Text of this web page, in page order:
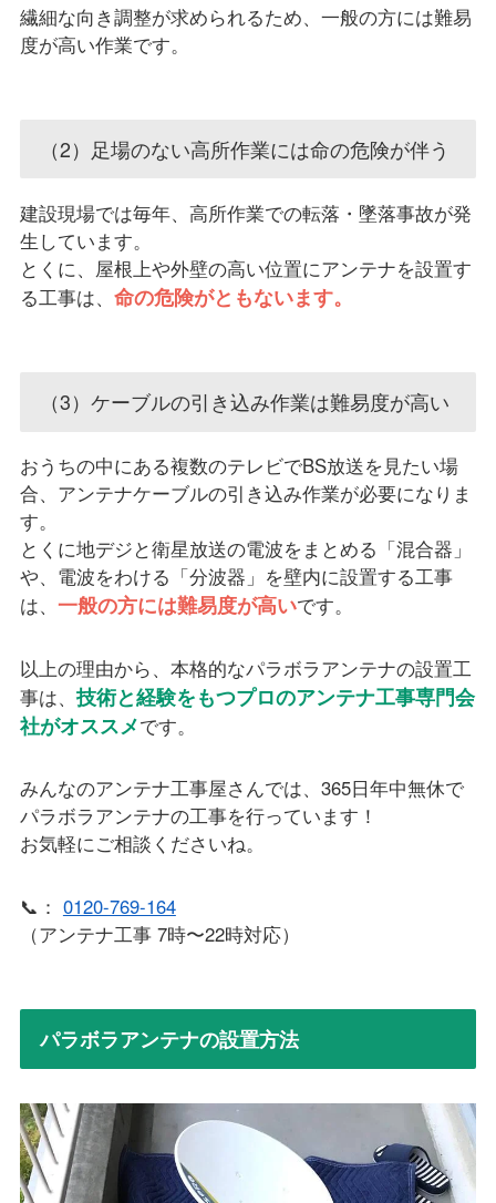
繊細な向き調整が求められるため、一般の方には難易
度が高い作業です。
（2）足場のない高所作業には命の危険が伴う
建設現場では毎年、高所作業での転落・墜落事故が発
生しています。
とくに、屋根上や外壁の高い位置にアンテナを設置す
る工事は、 命の危険がともないます。
（3）ケーブルの引き込み作業は難易度が高い
おうちの中にある複数のテレビでBS放送を見たい場
合、アンテナケーブルの引き込み作業が必要になりま
す。
とくに地デジと衛星放送の電波をまとめる「混合器」
や、電波をわける「分波器」を壁内に設置する工事
は、 一般の方には難易度が高いです。
以上の理由から、本格的なパラボラアンテナの設置工
事は、技術と経験をもつプロのアンテナ工事専門会
社がオススメです。
みんなのアンテナ工事屋さんでは、365日年中無休で
パラボラアンテナの工事を行っています！
お気軽にご相談くださいね。
📞： 0120-769-164
（アンテナ工事 7時〜22時対応）
パラボラアンテナの設置方法